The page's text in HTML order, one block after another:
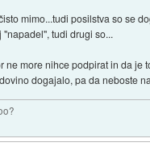
mimo...tudi posilstva so se
tudi drugi so...
ne more nihce podpirat in da
dogajalo, pa da neboste